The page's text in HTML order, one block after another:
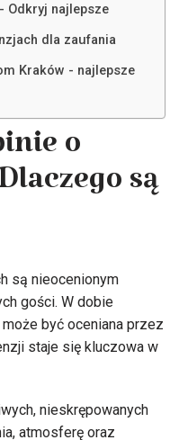
Odkryj najlepsze
dla zaufania
Kraków - najlepsze
o
są
są nieocenionym
gości. W dobie
być oceniana przez
staje się kluczowa w
nieskrępowanych
atmosferę oraz